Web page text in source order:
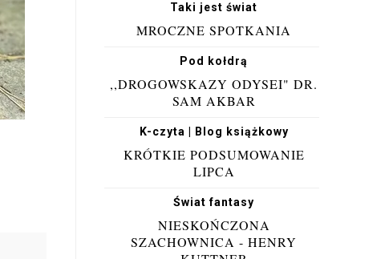
Taki jest świat
MROCZNE SPOTKANIA
Pod kołdrą
,,DROGOWSKAZY ODYSEI" DR.
SAM AKBAR
K-czyta | Blog książkowy
KRÓTKIE PODSUMOWANIE
LIPCA
Świat fantasy
NIESKOŃCZONA
SZACHOWNICA - HENRY